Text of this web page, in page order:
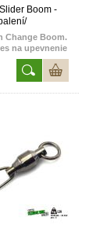
Boom -
Change Boom.
na upevnenie
odhodovou
brehu alebo
závažia na
pri love na
olovom -
na trhacom
pri love
plavákmi.
naše
výpravy za